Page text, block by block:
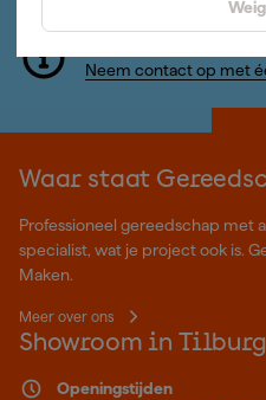
Inschrijven wekelijkse
Neem contact op met
Waar staat
Professioneel gereedschap met
specialist, wat je project ook is.
Maken.
Meer over ons
Showroom in Tilburg
Openingstijden